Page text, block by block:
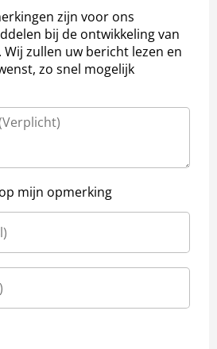
zijn voor ons
bij de ontwikkeling van
Wij zullen uw bericht lezen en
zo snel mogelijk
mijn opmerking